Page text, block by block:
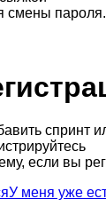
смены пароля.
спринт
если вы
У меня уже